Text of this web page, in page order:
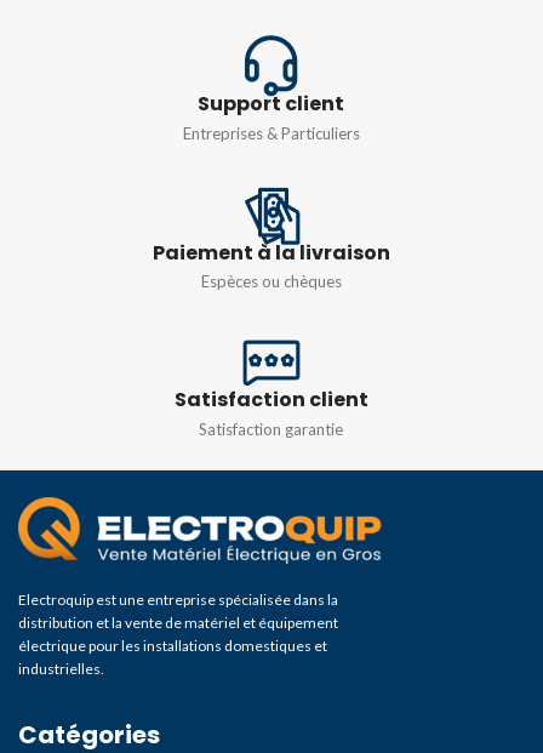
DIMENSIONS
240X950MM
MATIÈRE
MODÈLE
Support client
Entreprises & Particuliers
Paiement à la livraison
Espèces ou chèques
Satisfaction client
Satisfaction garantie
Electroquip est une entreprise spécialisée dans la
distribution et la vente de matériel et équipement
électrique pour les installations domestiques et
industrielles.
Catégories